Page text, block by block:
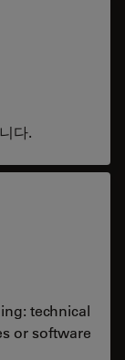
다.
technical
or software